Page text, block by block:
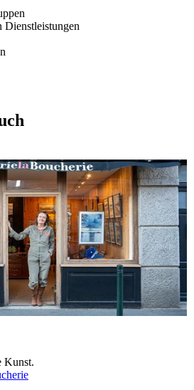
Dienstleistungen
Kunst.